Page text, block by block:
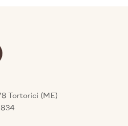
Tortorici (ME)